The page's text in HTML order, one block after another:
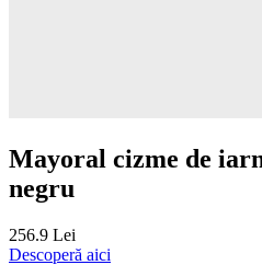
Mayoral cizme de
negru
256.9 Lei
Descoperă aici